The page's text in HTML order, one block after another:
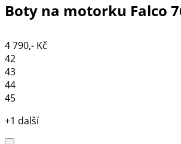
Boty na motorku Falco
4 790,- Kč
42
43
44
45
+1 další